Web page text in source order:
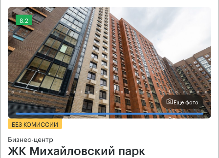
8.2
Еще фото
БЕЗ КОМИССИИ
Бизнес-центр
ЖК Михайловский парк